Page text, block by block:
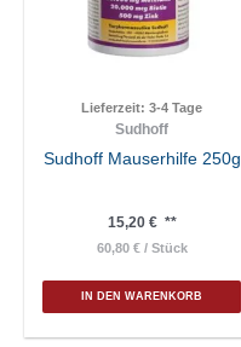
Lieferzeit: 3-4 Tage
Sudhoff
Sudhoff Mauserhilfe 250g
15,20 €**
60,80 €/ Stück
IN DEN WARENKORB